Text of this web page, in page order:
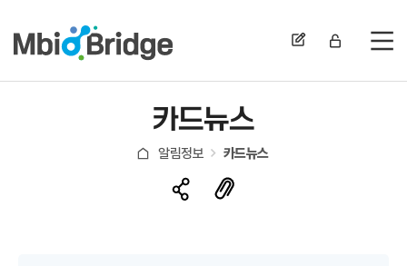
전
카드뉴스
알림정보 카드뉴스